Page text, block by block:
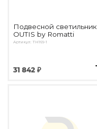
Подвесной светильник
OUTIS by Romatti
Артикул: TH169-1
31 842 ₽